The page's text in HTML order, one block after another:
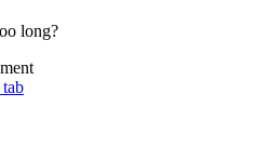
long?